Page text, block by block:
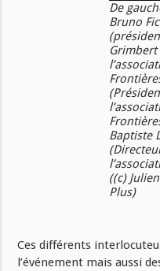
De
Bruno
Baptiste
((c)
Plus)
Ces différents
l’événement mais aussi